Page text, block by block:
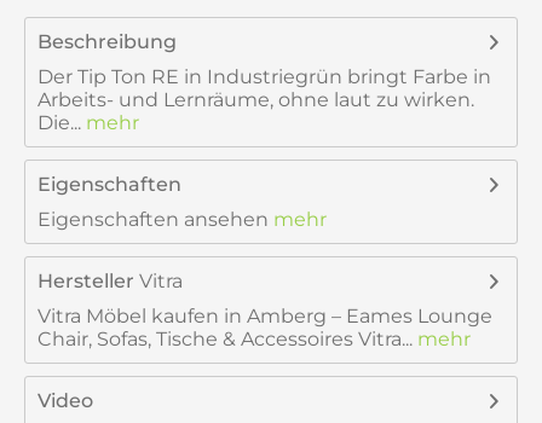
Beschreibung
Der Tip Ton RE in Industriegrün bringt Farbe in
Arbeits- und Lernräume, ohne laut zu wirken.
Die... mehr
Eigenschaften
Eigenschaften ansehen mehr
Hersteller Vitra
Vitra Möbel kaufen in Amberg – Eames Lounge
Chair, Sofas, Tische & Accessoires Vitra... mehr
Video